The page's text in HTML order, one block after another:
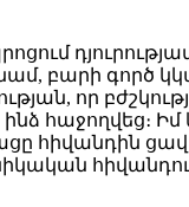
բարի գործ
որ
հաջողվեց։ Իմ
հիվանդին